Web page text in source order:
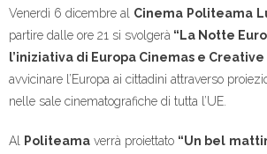
Venerdì 6 dicembre al Cinema Politeama
partire dalle ore 21 si svolgerà “La Notte
l’iniziativa di Europa Cinemas e Creative
avvicinare l’Europa ai cittadini attraverso
nelle sale cinematografiche di tutta l’UE.
Al Politeama verrà proiettato “Un bel